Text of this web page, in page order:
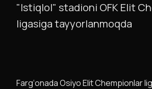
"Istiqlol" stadioni OFK Elit
ligasiga tayyorlanmoqda
Farg‘onada Osiyo Elit Chempionlar